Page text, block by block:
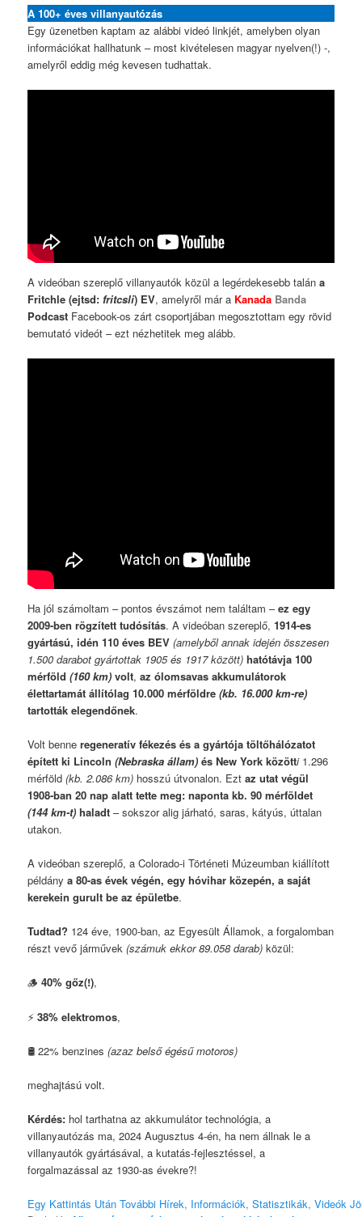
A 100+ éves villanyautózás
Egy üzenetben kaptam az alábbi videó linkjét, amelyben olyan
információkat hallhatunk – most kivételesen magyar nyelven(!) -,
amelyről eddig még kevesen tudhattak.
A videóban szereplő villanyautók közül a legérdekesebb talána
Fritchle (ejtsd:fritcsli) EV, amelyről már a Kanada Banda
Podcast Facebook-os zárt csoportjában megosztottam egy rövid
bemutató videót – ezt nézhetitek meg alább.
Ha jól számoltam – pontos évszámot nem találtam –ez egy
2009-ben rögzített tudósítás. A videóban szereplő,1914-es
gyártású, idén 110 éves BEV (amelyből annak idején összesen
1.500 darabot gyártottak 1905 és 1917 között) hatótávja 100
mérföld(160 km) volt,az ólomsavas akkumulátorok
élettartamát állítólag 10.000 mérföldre(kb. 16.000 km-re)
tartották elegendőnek.
Volt benneregeneratív fékezés és a gyártója töltőhálózatot
épített ki Lincoln(Nebraska állam) és New York közötti1.296
mérföld(kb. 2.086 km) hosszú útvonalon. Eztaz utat végül
1908-ban 20 nap alatt tette meg: naponta kb. 90 mérföldet
(144 km-t) haladt – sokszor alig járható, saras, kátyús, úttalan
utakon.
A videóban szereplő, a Colorado-i Történeti Múzeumban kiállított
példánya 80-as évek végén, egy hóvihar közepén, a saját
kerekein gurult be az épületbe.
Tudtad? 124 éve, 1900-ban, az Egyesült Államok, a forgalomban
részt vevő járművek(számuk ekkor 89.058 darab) közül:
🪵40% gőz(!),
⚡️38% elektromos,
🛢 22% benzines(azaz belső égésű motoros)
meghajtású volt.
Kérdés: hol tarthatna az akkumulátor technológia, a
villanyautózás ma, 2024 Augusztus 4-én, ha nem állnak le a
villanyautók gyártásával, a kutatás-fejlesztéssel, a
forgalmazással az 1930-as évekre?!
Egy Kattintás Után További Hírek, Információk, Statisztikák, Videók